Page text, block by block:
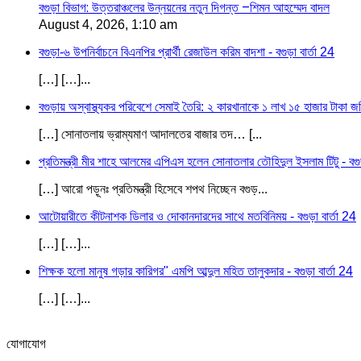
বগুড়া বিভাগ: উত্তরাঞ্চলের উন্নয়নের নতুন দিগন্ত –শিমন আহম্মেদ বাদল
August 4, 2026, 1:10 am
বগুড়া-৬ উপনির্বাচনে বিএনপির প্রার্থী রেজাউল করিম বাদশা - বগুড়া বার্তা 24
[…] […]...
বগুড়ায় অস্বাস্থ্যকর পরিবেশে সেমাই তৈরি: ২ কারখানাকে ১ লাখ ১৫ হাজার টাকা
[…] সোনাতলায় ভ্রাম্যমাণ আদালতের বাজার তদ… [...
প্রতিমন্ত্রী মীর শাহে আলমের এপিএস হলেন সোনাতলার তৌহিদুল ইসলাম টিটু -
[…] আরো পড়ূনঃ প্রতিমন্ত্রী হিসেবে শপথ নিচ্ছেন বগুড়...
আটোয়ারীতে কীটনাশক ডিলার ও দোকানদারদের সাথে মতবিনিময় - বগুড়া বার্তা 24
[…] […]...
শিক্ষক হলো মানুষ গড়ার কারিগর" এমপি আব্দুল মহিত তালুকদার - বগুড়া বার্তা 24
[…] […]...
যোগাযোগ